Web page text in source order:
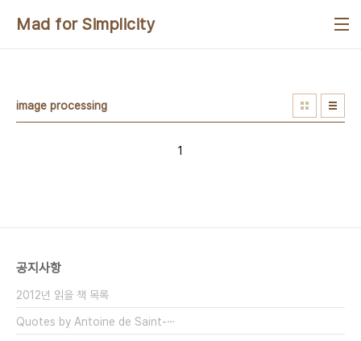
Mad for Simplicity
image processing
1
공지사항
2012년 읽을 책 목록
Quotes by Antoine de Saint-⋯